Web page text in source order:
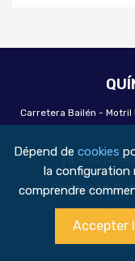
Carretera Bailén - Motril
||| Avis
Copyright ©
Dépend de cookies
la configuration
comprendre
Accepter